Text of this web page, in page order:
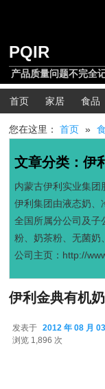
PQIR
产品质量问题不完
主菜单
首页 家居 食品
您在这里：首页 »
文章分类：伊
内蒙古伊利实业集团
伊利集团由液态奶、
全国所属分公司及子
粉、奶茶粉、无菌奶
公司主页：http://
伊利金典有机
发表于 2012 年 08 月
浏览 1,896 次